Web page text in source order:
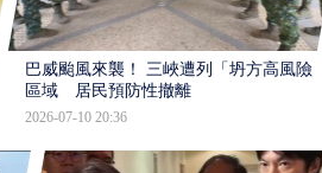
巴威颱風來襲！ 三峽遭列「坍方高風險」
區域 居民預防性撤離
2026-07-10 20:36